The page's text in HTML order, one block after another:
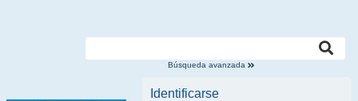
Búsqueda avanzada
Identificarse